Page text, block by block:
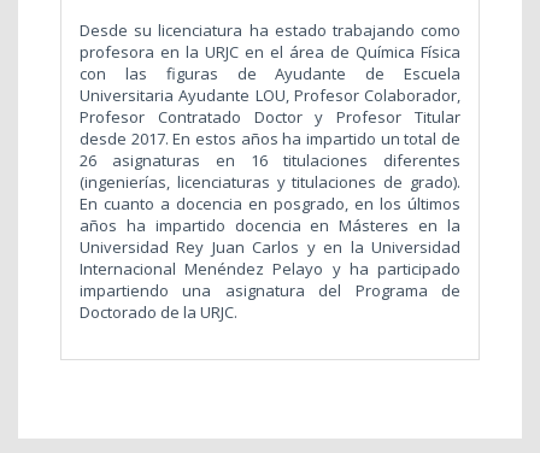
Desde su licenciatura ha estado trabajando como
profesora en la URJC en el área de Química Física
con las figuras de Ayudante de Escuela
Universitaria Ayudante LOU, Profesor Colaborador,
Profesor Contratado Doctor y Profesor Titular
desde 2017. En estos años ha impartido un total de
26 asignaturas en 16 titulaciones diferentes
(ingenierías, licenciaturas y titulaciones de grado).
En cuanto a docencia en posgrado, en los últimos
años ha impartido docencia en Másteres en la
Universidad Rey Juan Carlos y en la Universidad
Internacional Menéndez Pelayo y ha participado
impartiendo una asignatura del Programa de
Doctorado de la URJC.